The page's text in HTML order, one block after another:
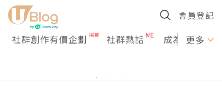
會員登記
社群創作有價企劃 社群熱話 成為U更多